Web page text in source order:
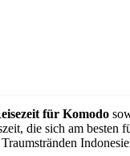
für Komodo
die sich am